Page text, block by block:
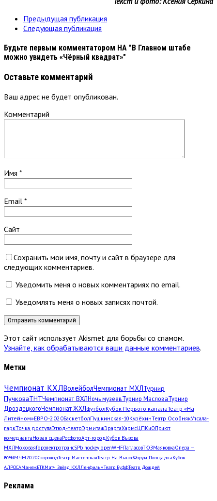
Предыдущая публикация
Следующая публикация
Будьте первым комментатором НА "В Главном штабе
можно увидеть «Чёрный квадрат»"
Оставьте комментарий
Ваш адрес не будет опубликован.
Комментарий
Имя *
Email *
Сайт
Сохранить мои имя, почту и сайт в браузере для
следующих комментариев.
Уведомить меня о новых комментариях по email.
Уведомлять меня о новых записях почтой.
Этот сайт использует Akismet для борьбы со спамом.
Узнайте, как обрабатываются ваши данные комментариев.
Метки
Чемпионат КХЛВолейболЧемпионат МХЛТурнир
ПучковаТНТЧемпионат ВХЛНочь музеевТурнир МасловаТурнир
ДроздецкогоЧемпионат ЖХЛфутболКубок Первого каналаТеатр «На
Литейном»ЕВРО-2020БаскетболПушкинская-10КурёхинТеатр ОсобнякУпсала-
паркТочка доступаЭтюд-театрЭрмитажЭрартаХармсЦПКиОПриют
комедиантаНовая сценаРосфотоАрт-город Кубок Вызова
МХЛМоховаяГорэлектротрансSPb hockey openWHFПатласовТЮЗМаяковкаОпера —
всемМЧМ2020СкороходТеатр МастерскаяТеатр. На ВыносФорум ПлощадкаКубок
АЛРОСАМанежБТКМатч Звёзд КХЛЛенфильмТеатр БуффТеатр Дождей
Реклама